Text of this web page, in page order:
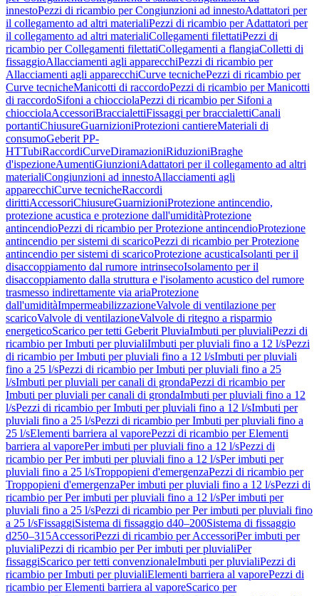
innestoPezzi di ricambio per Congiunzioni ad innestoAdattatori per
il collegamento ad altri materialiPezzi di ricambio per Adattatori per
il collegamento ad altri materialiCollegamenti filettatiPezzi di
ricambio per Collegamenti filettatiCollegamenti a flangiaColletti di
fissaggioAllacciamenti agli apparecchiPezzi di ricambio per
Allacciamenti agli apparecchiCurve tecnichePezzi di ricambio per
Curve tecnicheManicotti di raccordoPezzi di ricambio per Manicotti
di raccordoSifoni a chiocciolaPezzi di ricambio per Sifoni a
chiocciolaAccessoriBraccialettiFissaggi per braccialettiCanali
portantiChiusureGuarnizioniProtezioni cantiereMateriali di
consumoGeberit PP-
HTTubiRaccordiCurveDiramazioniRiduzioniBraghe
d'ispezioneAumentiGiunzioniAdattatori per il collegamento ad altri
materialiCongiunzioni ad innestoAllacciamenti agli
apparecchiCurve tecnicheRaccordi
dirittiAccessoriChiusureGuarnizioniProtezione antincendio,
protezione acustica e protezione dall'umiditàProtezione
antincendioPezzi di ricambio per Protezione antincendioProtezione
antincendio per sistemi di scaricoPezzi di ricambio per Protezione
antincendio per sistemi di scaricoProtezione acusticaIsolanti per il
disaccoppiamento dal rumore intrinsecoIsolamento per il
disaccoppiamento dalla struttura e l'isolamento acustico del rumore
trasmesso indirettamente via ariaProtezione
dall'umiditàImpermeabilizzazioneValvole di ventilazione per
scaricoValvole di ventilazioneValvole di ritegno a risparmio
energeticoScarico per tetti Geberit PluviaImbuti per pluvialiPezzi di
ricambio per Imbuti per pluvialiImbuti per pluviali fino a 12 l/sPezzi
di ricambio per Imbuti per pluviali fino a 12 l/sImbuti per pluviali
fino a 25 l/sPezzi di ricambio per Imbuti per pluviali fino a 25
l/sImbuti per pluviali per canali di grondaPezzi di ricambio per
Imbuti per pluviali per canali di grondaImbuti per pluviali fino a 12
l/sPezzi di ricambio per Imbuti per pluviali fino a 12 l/sImbuti per
pluviali fino a 25 l/sPezzi di ricambio per Imbuti per pluviali fino a
25 l/sElementi barriera al vaporePezzi di ricambio per Elementi
barriera al vaporePer imbuti per pluviali fino a 12 l/sPezzi di
ricambio per Per imbuti per pluviali fino a 12 l/sPer imbuti per
pluviali fino a 25 l/sTroppopieni d'emergenzaPezzi di ricambio per
Troppopieni d'emergenzaPer imbuti per pluviali fino a 12 l/sPezzi di
ricambio per Per imbuti per pluviali fino a 12 l/sPer imbuti per
pluviali fino a 25 l/sPezzi di ricambio per Per imbuti per pluviali fino
a 25 l/sFissaggiSistema di fissaggio d40–200Sistema di fissaggio
d250–315AccessoriPezzi di ricambio per AccessoriPer imbuti per
pluvialiPezzi di ricambio per Per imbuti per pluvialiPer
fissaggiScarico per tetti convenzionaleImbuti per pluvialiPezzi di
ricambio per Imbuti per pluvialiElementi barriera al vaporePezzi di
ricambio per Elementi barriera al vaporeScarico per